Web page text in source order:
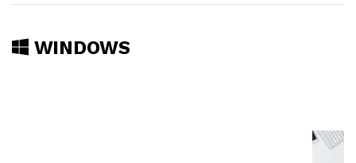
WINDOWS